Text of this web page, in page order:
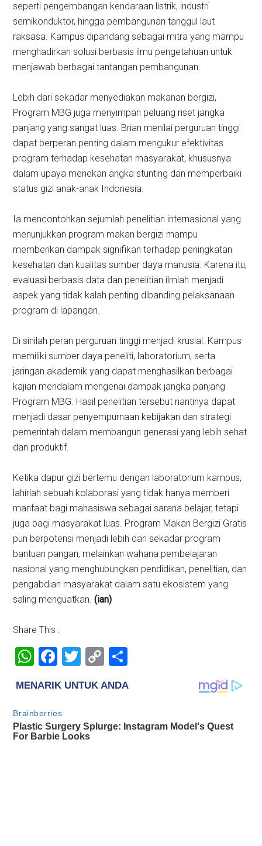
seperti pengembangan kendaraan listrik, industri
semikonduktor, hingga pembangunan tanggul laut
raksasa. Kampus dipandang sebagai mitra yang mampu
menghadirkan solusi berbasis ilmu pengetahuan untuk
menjawab berbagai tantangan pembangunan.
Lebih dari sekadar menyediakan makanan bergizi,
Program MBG juga menyimpan peluang riset jangka
panjang yang sangat luas. Brian menilai perguruan tinggi
dapat berperan penting dalam mengukur efektivitas
program terhadap kesehatan masyarakat, khususnya
dalam upaya menekan angka stunting dan memperbaiki
status gizi anak-anak Indonesia.
Ia mencontohkan sejumlah penelitian internasional yang
menunjukkan program makan bergizi mampu
memberikan dampak signifikan terhadap peningkatan
kesehatan dan kualitas sumber daya manusia. Karena itu,
evaluasi berbasis data dan penelitian ilmiah menjadi
aspek yang tidak kalah penting dibanding pelaksanaan
program di lapangan.
Di sinilah peran perguruan tinggi menjadi krusial. Kampus
memiliki sumber daya peneliti, laboratorium, serta
jaringan akademik yang dapat menghasilkan berbagai
kajian mendalam mengenai dampak jangka panjang
Program MBG. Hasil penelitian tersebut nantinya dapat
menjadi dasar penyempurnaan kebijakan dan strategi
pemerintah dalam membangun generasi yang lebih sehat
dan produktif.
Ketika dapur gizi bertemu dengan laboratorium kampus,
lahirlah sebuah kolaborasi yang tidak hanya memberi
manfaat bagi mahasiswa sebagai sarana belajar, tetapi
juga bagi masyarakat luas. Program Makan Bergizi Gratis
pun berpotensi menjadi lebih dari sekadar program
bantuan pangan, melainkan wahana pembelajaran
nasional yang menghubungkan pendidikan, penelitian, dan
pengabdian masyarakat dalam satu ekosistem yang
saling menguatkan.(ian)
Share This :
WhatsApp
Facebook
Twitter
Copy